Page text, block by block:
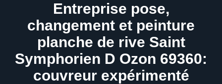
Entreprise pose,
changement et peinture
planche de rive Saint
Symphorien D Ozon 69360:
couvreur expérimenté